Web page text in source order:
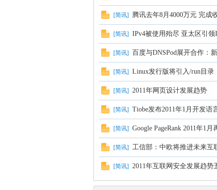
[简讯] 腾讯去年8月4000万元 完成
[简讯] IPv4被使用殆尽 亚太区引领
[简讯] 百度与DNSPod展开合作：
[简讯] Linux发行版将引入/run目录
[简讯] 2011年网页设计发展趋势
[简讯] Tiobe发布2011年1月开发语
[简讯] Google PageRank 2011年1月
[简讯] 工信部：中欧将推进未来互
[简讯] 2011年互联网安全发展趋势